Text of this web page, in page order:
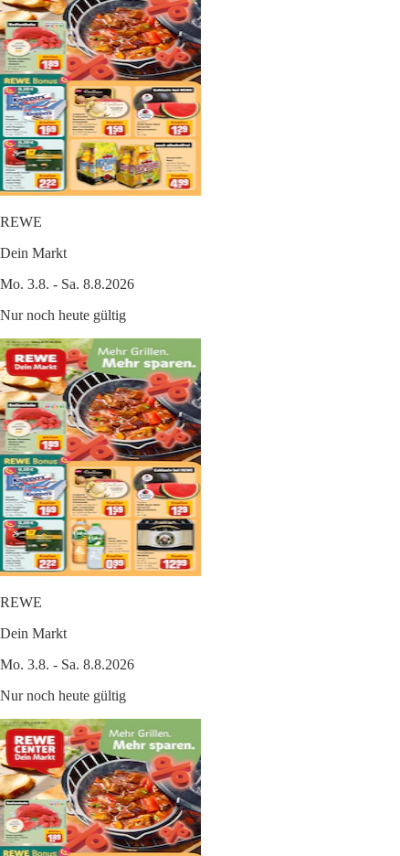
REWE
Dein Markt
Mo. 3.8. - Sa. 8.8.2026
Nur noch heute gültig
REWE
Dein Markt
Mo. 3.8. - Sa. 8.8.2026
Nur noch heute gültig